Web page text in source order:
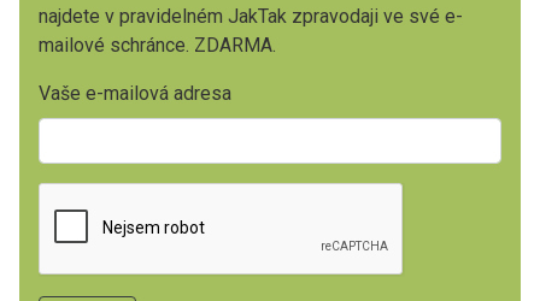
najdete v pravidelném JakTak zpravodaji ve své e-
mailové schránce. ZDARMA.
Vaše e-mailová adresa